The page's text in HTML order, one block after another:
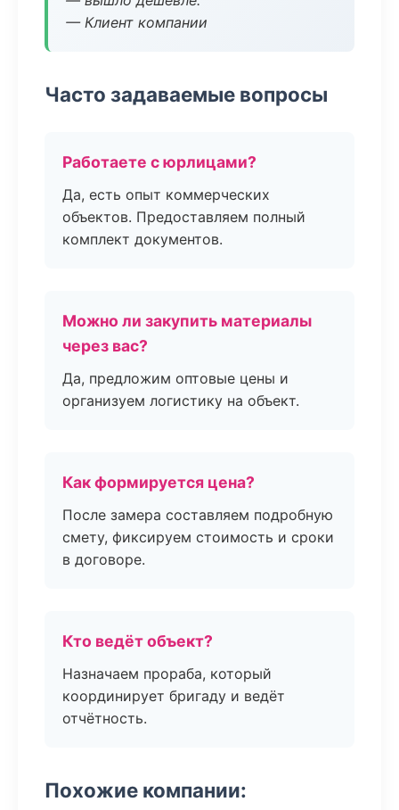
— Клиент компании
Часто задаваемые вопросы
Работаете с юрлицами?
Да, есть опыт коммерческих
объектов. Предоставляем полный
комплект документов.
Можно ли закупить материалы
через вас?
Да, предложим оптовые цены и
организуем логистику на объект.
Как формируется цена?
После замера составляем подробную
смету, фиксируем стоимость и сроки
в договоре.
Кто ведёт объект?
Назначаем прораба, который
координирует бригаду и ведёт
отчётность.
Похожие компании: